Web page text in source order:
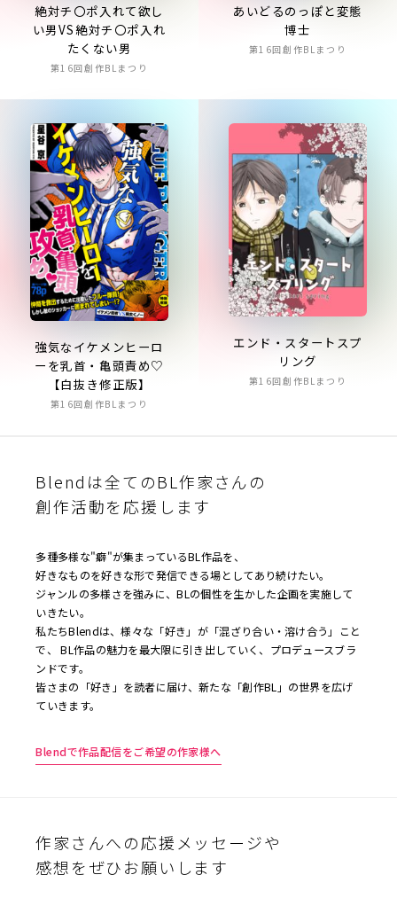
絶対チ〇ポ入れて欲し
い男VS絶対チ〇ポ入れ
たくない男
第16回創作BLまつり
あいどるのっぽと変態
博士
第16回創作BLまつり
強気なイケメンヒーロ
ーを乳首・亀頭責め♡
【白抜き修正版】
第16回創作BLまつり
エンド・スタートスプ
リング
第16回創作BLまつり
Blendは全てのBL作家さんの
創作活動を応援します
多種多様な"癖"が集まっているBL作品を、
好きなものを好きな形で発信できる場としてあり続けたい。
ジャンルの多様さを強みに、BLの個性を生かした企画を実施して
いきたい。
私たちBlendは、様々な「好き」が「混ざり合い・溶け合う」こと
で、 BL作品の魅力を最大限に引き出していく、プロデュースブラ
ンドです。
皆さまの「好き」を読者に届け、新たな「創作BL」の世界を広げ
ていきます。
Blendで作品配信をご希望の作家様へ
作家さんへの応援メッセージや
感想をぜひお願いします